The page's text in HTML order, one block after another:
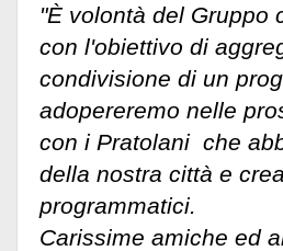
"È volontà del Gruppo
con l'obiettivo di
condivisione di un
adopereremo nelle
con i Pratolani che
della nostra città e
programmatici.
Carissime amiche ed